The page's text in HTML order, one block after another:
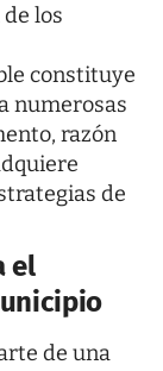
los
constituye
numerosas
razón
de
el
de una